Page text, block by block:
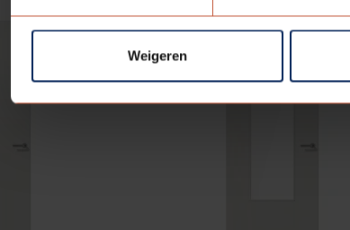
Weigeren